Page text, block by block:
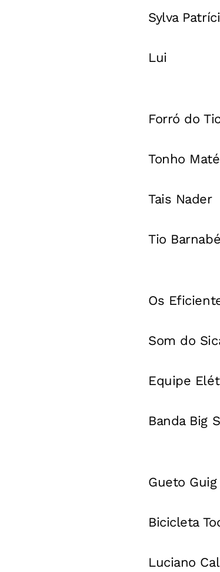
Sylva
Lui
Forró do
Tonho
Tais Nader
Tio Barnabé
Os
Som do
Equipe
Banda Big
Gueto Guig
Bicicleta
Luciano